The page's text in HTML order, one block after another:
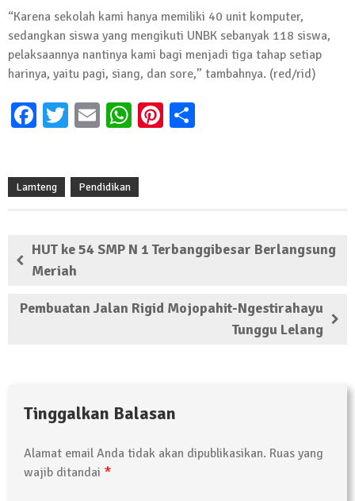
19 Maret 2024 | 16:01
News Flash
Anggota MPR-RI I Komang Koheri
Kembali Laksanakan Sosialisasi 4 Pilar
Kebangsaan, Kali Ini Digelar di Tubaba
2 Februari 2024 | 11:48
“Karena sekolah kami hanya memiliki 40 unit komputer,
sedangkan siswa yang mengikuti UNBK sebanyak 118 siswa,
pelaksaannya nantinya kami bagi menjadi tiga tahap setiap
harinya, yaitu pagi, siang, dan sore,” tambahnya. (red/rid)
Facebook
Twitter
EmailWhatsApp
Pinterest
Lamteng Pendidikan
HUT ke 54 SMP N 1 Terbanggibesar Berlangsung
Meriah
Pembuatan Jalan Rigid Mojopahit-Ngestirahayu
Tunggu Lelang
Tinggalkan Balasan
Alamat email Anda tidak akan dipublikasikan. Ruas yang
wajib ditandai *